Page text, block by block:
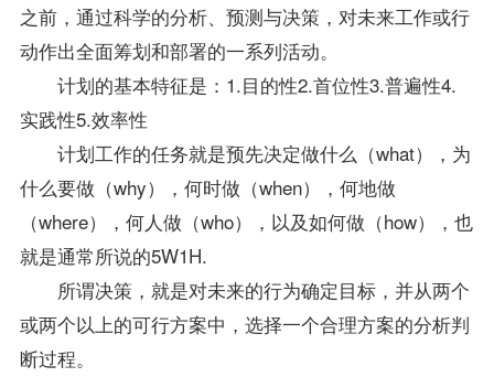
之前，通过科学的分析、预测与决策，对未来工作或行
动作出全面筹划和部署的一系列活动。
计划的基本特征是：1.目的性2.首位性3.普遍性4.
实践性5.效率性
计划工作的任务就是预先决定做什么（what），为
什么要做（why），何时做（when），何地做
（where），何人做（who），以及如何做（how），也
就是通常所说的5W1H.
所谓决策，就是对未来的行为确定目标，并从两个
或两个以上的可行方案中，选择一个合理方案的分析判
断过程。